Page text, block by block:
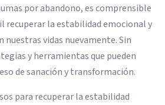
por abandono, es comprensible
recuperar la estabilidad emocional y
vidas nuevamente. Sin
y herramientas que pueden
de sanación y transformación.
para recuperar la estabilidad